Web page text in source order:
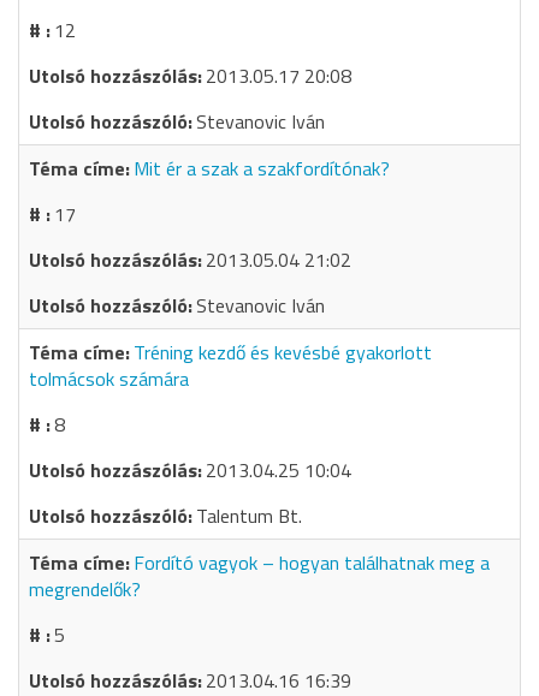
12
2013.05.17 20:08
Stevanovic Iván
Mit ér a szak a szakfordítónak?
17
2013.05.04 21:02
Stevanovic Iván
Tréning kezdő és kevésbé gyakorlott
tolmácsok számára
8
2013.04.25 10:04
Talentum Bt.
Fordító vagyok – hogyan találhatnak meg a
megrendelők?
5
2013.04.16 16:39